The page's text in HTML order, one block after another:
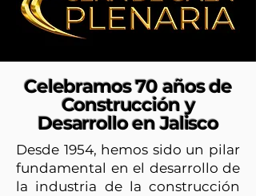
Celebramos 70 años de
Construcción y
Desarrollo en Jalisco
Desde 1954, hemos sido un pilar
fundamental en el desarrollo de
la industria de la construcción